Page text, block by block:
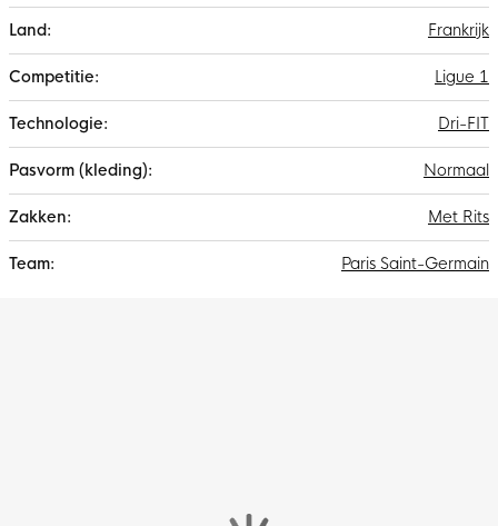
Frankrijk
Ligue 1
Dri-FIT
Normaal
Met Rits
Paris Saint-Germain